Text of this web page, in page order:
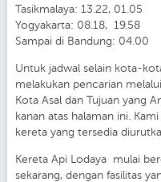
Tasikmalaya: 13.22, 01.05
Yogyakarta: 08.18, 19.58
Sampai di Bandung: 04.00
Untuk jadwal selain kota-
melakukan pencarian
Kota Asal dan Tujuan yang
kanan atas halaman ini.
kereta yang tersedia
Kereta Api Lodaya mulai
sekarang, dengan fasilitas